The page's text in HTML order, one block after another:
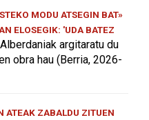
MODU ATSEGIN BAT»
ELOSEGIK: 'UDA BATEZ
argitaratu du
obra hau (Berria, 2026-
ATEAK ZABALDU ZITUEN